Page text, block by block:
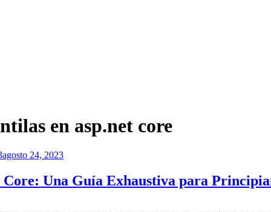
en asp.net core
agosto 24, 2023
Una Guía Exhaustiva para